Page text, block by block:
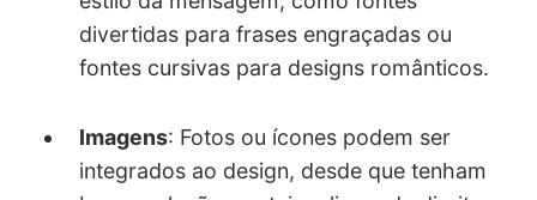
divertidas para frases engraçadas ou
fontes cursivas para designs românticos.
Imagens: Fotos ou ícones podem ser
integrados ao design, desde que tenham